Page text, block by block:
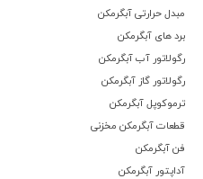
مبدل حرارتی آبگرمکن
برد های آبگرمکن
رگولاتور آب آبگرمکن
رگولاتور گاز آبگرمکن
ترموكوپل آبگرمکن
قطعات آبگرمکن مخزنی
فن آبگرمکن
آداپتور آبگرمکن